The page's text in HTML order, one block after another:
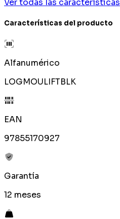
Ver todas las características
Características del producto
Alfanumérico
LOGMOULIFTBLK
EAN
97855170927
Garantía
12 meses